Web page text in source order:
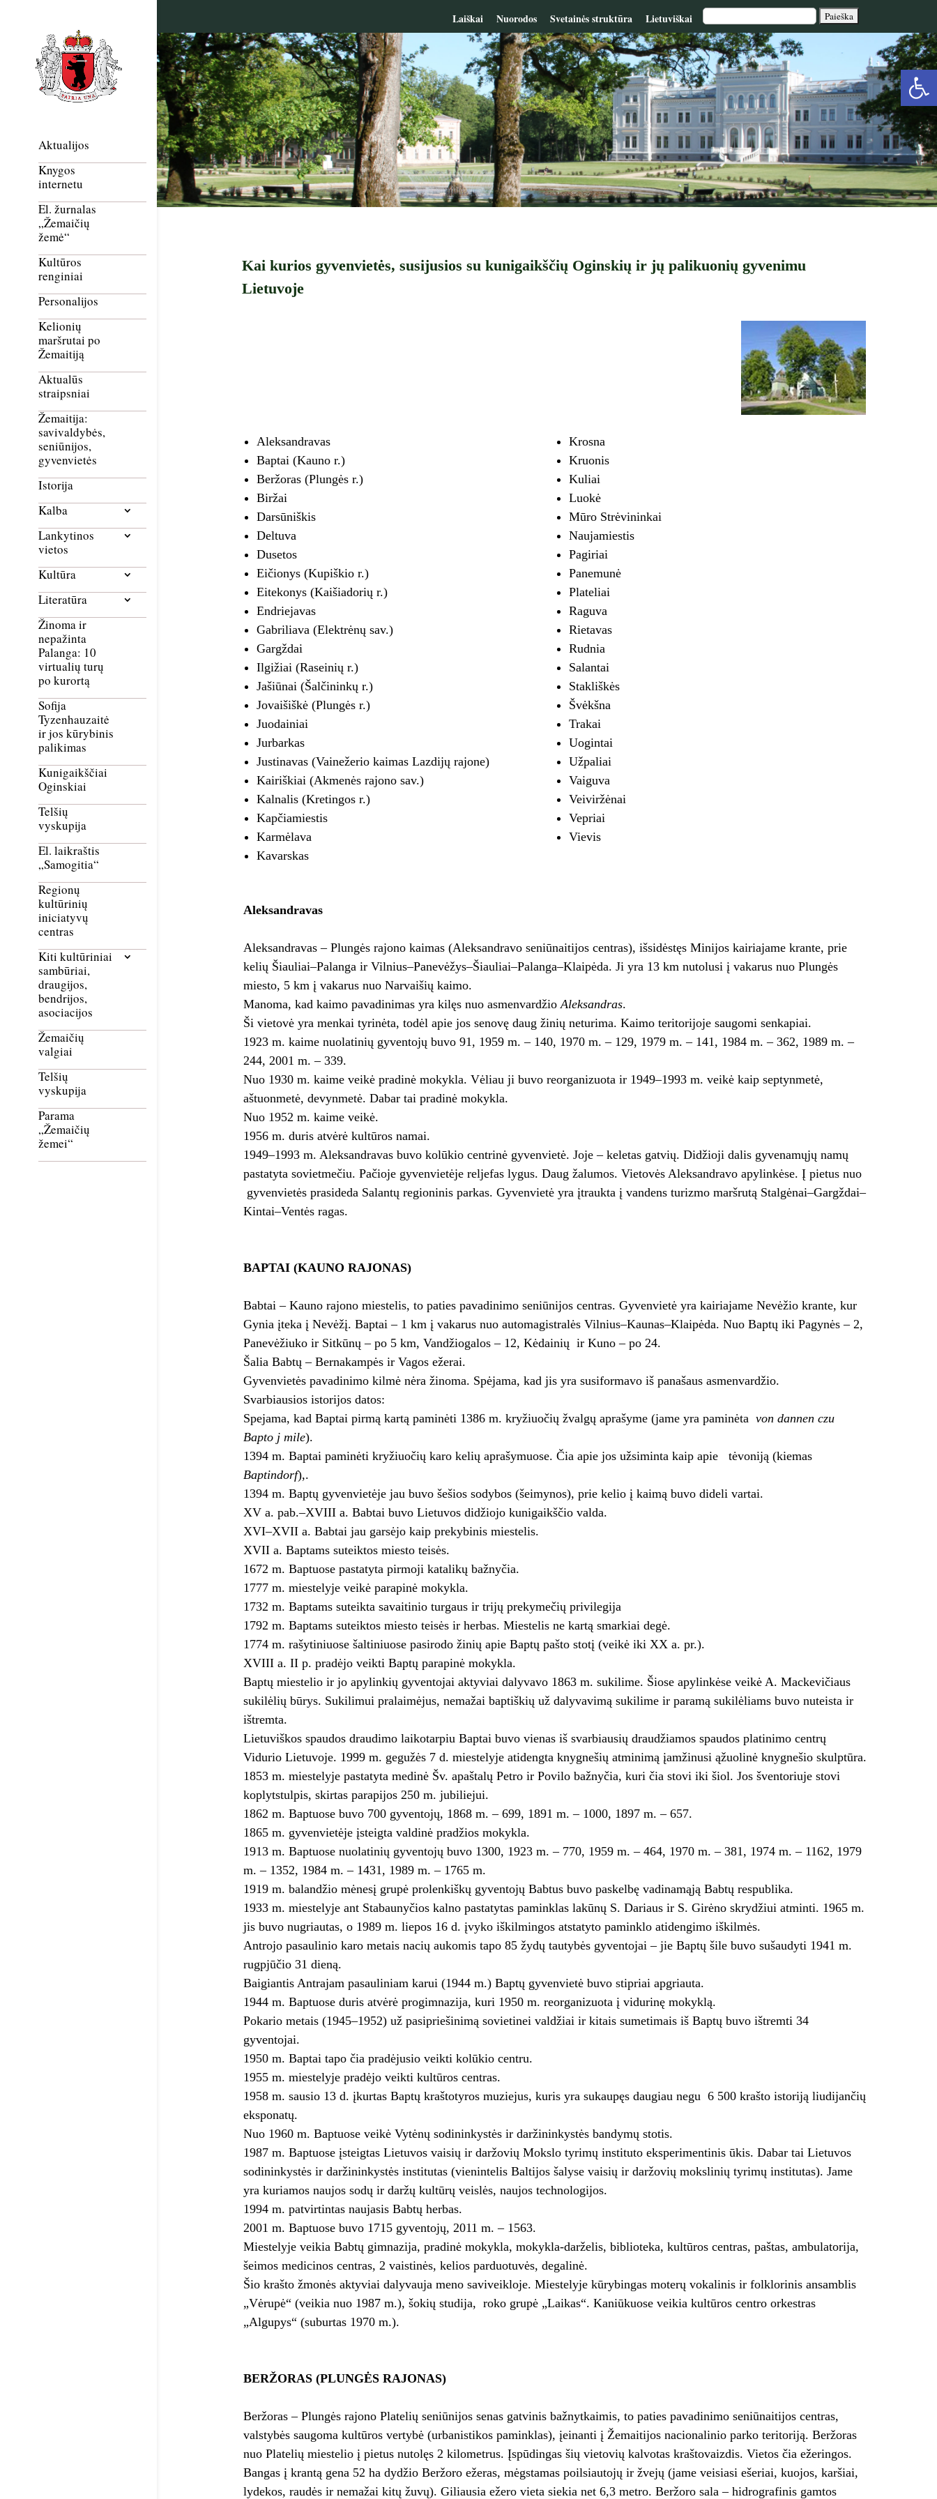
Laiškai Nuorodos Svetainės struktūra Lietuviškai
Aktualijos
Knygos
internetu
El. žurnalas
„Žemaičių
žemė“
Kultūros
renginiai
Personalijos
Kelionių
maršrutai po
Žemaitiją
Aktualūs
straipsniai
Žemaitija:
savivaldybės,
seniūnijos,
gyvenvietės
Istorija
Kalba
Lankytinos
vietos
Kultūra
Literatūra
Žinoma ir
nepažinta
Palanga: 10
virtualių turų
po kurortą
Sofija
Tyzenhauzaitė
ir jos kūrybinis
palikimas
Kunigaikščiai
Oginskiai
Telšių
vyskupija
El. laikraštis
„Samogitia“
Regionų
kultūrinių
iniciatyvų
centras
Kiti kultūriniai
sambūriai,
draugijos,
bendrijos,
asociacijos
Žemaičių
valgiai
Telšių
vyskupija
Parama
„Žemaičių
žemei“
Kai kurios gyvenvietės, susijusios su kunigaikščių Oginskių ir jų palikuonių gyvenimu
Lietuvoje
Aleksandravas
Baptai (Kauno r.)
Beržoras (Plungės r.)
Biržai
Darsūniškis
Deltuva
Dusetos
Eičionys (Kupiškio r.)
Eitekonys (Kaišiadorių r.)
Endriejavas
Gabriliava (Elektrėnų sav.)
Gargždai
Ilgižiai (Raseinių r.)
Jašiūnai (Šalčininkų r.)
Jovaišiškė (Plungės r.)
Juodainiai
Jurbarkas
Justinavas (Vainežerio kaimas Lazdijų rajone)
Kairiškiai (Akmenės rajono sav.)
Kalnalis (Kretingos r.)
Kapčiamiestis
Karmėlava
Kavarskas
Krosna
Kruonis
Kuliai
Luokė
Mūro Strėvininkai
Naujamiestis
Pagiriai
Panemunė
Plateliai
Raguva
Rietavas
Rudnia
Salantai
Stakliškės
Švėkšna
Trakai
Uogintai
Užpaliai
Vaiguva
Veiviržėnai
Vepriai
Vievis
Aleksandravas
Aleksandravas – Plungės rajono kaimas (Aleksandravo seniūnaitijos centras), išsidėstęs Minijos kairiajame krante, prie
kelių Šiauliai–Palanga ir Vilnius–Panevėžys–Šiauliai–Palanga–Klaipėda. Ji yra 13 km nutolusi į vakarus nuo Plungės
miesto, 5 km į vakarus nuo Narvaišių kaimo.
Manoma, kad kaimo pavadinimas yra kilęs nuo asmenvardžio Aleksandras.
Ši vietovė yra menkai tyrinėta, todėl apie jos senovę daug žinių neturima. Kaimo teritorijoje saugomi senkapiai.
1923 m. kaime nuolatinių gyventojų buvo 91, 1959 m. – 140, 1970 m. – 129, 1979 m. – 141, 1984 m. – 362, 1989 m. –
244, 2001 m. – 339.
Nuo 1930 m. kaime veikė pradinė mokykla. Vėliau ji buvo reorganizuota ir 1949–1993 m. veikė kaip septynmetė,
aštuonmetė, devynmetė. Dabar tai pradinė mokykla.
Nuo 1952 m. kaime veikė.
1956 m. duris atvėrė kultūros namai.
1949–1993 m. Aleksandravas buvo kolūkio centrinė gyvenvietė. Joje – keletas gatvių. Didžioji dalis gyvenamųjų namų
pastatyta sovietmečiu. Pačioje gyvenvietėje reljefas lygus. Daug žalumos. Vietovės Aleksandravo apylinkėse. Į pietus nuo
gyvenvietės prasideda Salantų regioninis parkas. Gyvenvietė yra įtraukta į vandens turizmo maršrutą Stalgėnai–Gargždai–
Kintai–Ventės ragas.
BAPTAI (KAUNO RAJONAS)
Babtai – Kauno rajono miestelis, to paties pavadinimo seniūnijos centras. Gyvenvietė yra kairiajame Nevėžio krante, kur
Gynia įteka į Nevėžį. Baptai – 1 km į vakarus nuo automagistralės Vilnius–Kaunas–Klaipėda. Nuo Baptų iki Pagynės – 2,
Panevėžiuko ir Sitkūnų – po 5 km, Vandžiogalos – 12, Kėdainių ir Kuno – po 24.
Šalia Babtų – Bernakampės ir Vagos ežerai.
Gyvenvietės pavadinimo kilmė nėra žinoma. Spėjama, kad jis yra susiformavo iš panašaus asmenvardžio.
Svarbiausios istorijos datos:
Spejama, kad Baptai pirmą kartą paminėti 1386 m. kryžiuočių žvalgų aprašyme (jame yra paminėta von dannen czu
Bapto j mile).
1394 m. Baptai paminėti kryžiuočių karo kelių aprašymuose. Čia apie jos užsiminta kaip apie tėvoniją (kiemas
Baptindorf),.
1394 m. Baptų gyvenvietėje jau buvo šešios sodybos (šeimynos), prie kelio į kaimą buvo dideli vartai.
XV a. pab.–XVIII a. Babtai buvo Lietuvos didžiojo kunigaikščio valda.
XVI–XVII a. Babtai jau garsėjo kaip prekybinis miestelis.
XVII a. Baptams suteiktos miesto teisės.
1672 m. Baptuose pastatyta pirmoji katalikų bažnyčia.
1777 m. miestelyje veikė parapinė mokykla.
1732 m. Baptams suteikta savaitinio turgaus ir trijų prekymečių privilegija
1792 m. Baptams suteiktos miesto teisės ir herbas. Miestelis ne kartą smarkiai degė.
1774 m. rašytiniuose šaltiniuose pasirodo žinių apie Baptų pašto stotį (veikė iki XX a. pr.).
XVIII a. II p. pradėjo veikti Baptų parapinė mokykla.
Baptų miestelio ir jo apylinkių gyventojai aktyviai dalyvavo 1863 m. sukilime. Šiose apylinkėse veikė A. Mackevičiaus
sukilėlių būrys. Sukilimui pralaimėjus, nemažai baptiškių už dalyvavimą sukilime ir paramą sukilėliams buvo nuteista ir
ištremta.
Lietuviškos spaudos draudimo laikotarpiu Baptai buvo vienas iš svarbiausių draudžiamos spaudos platinimo centrų
Vidurio Lietuvoje. 1999 m. gegužės 7 d. miestelyje atidengta knygnešių atminimą įamžinusi ąžuolinė knygnešio skulptūra.
1853 m. miestelyje pastatyta medinė Šv. apaštalų Petro ir Povilo bažnyčia, kuri čia stovi iki šiol. Jos šventoriuje stovi
koplytstulpis, skirtas parapijos 250 m. jubiliejui.
1862 m. Baptuose buvo 700 gyventojų, 1868 m. – 699, 1891 m. – 1000, 1897 m. – 657.
1865 m. gyvenvietėje įsteigta valdinė pradžios mokykla.
1913 m. Baptuose nuolatinių gyventojų buvo 1300, 1923 m. – 770, 1959 m. – 464, 1970 m. – 381, 1974 m. – 1162, 1979
m. – 1352, 1984 m. – 1431, 1989 m. – 1765 m.
1919 m. balandžio mėnesį grupė prolenkiškų gyventojų Babtus buvo paskelbę vadinamąją Babtų respublika.
1933 m. miestelyje ant Stabaunyčios kalno pastatytas paminklas lakūnų S. Dariaus ir S. Girėno skrydžiui atminti. 1965 m.
jis buvo nugriautas, o 1989 m. liepos 16 d. įvyko iškilmingos atstatyto paminklo atidengimo iškilmės.
Antrojo pasaulinio karo metais nacių aukomis tapo 85 žydų tautybės gyventojai – jie Baptų šile buvo sušaudyti 1941 m.
rugpjūčio 31 dieną.
Baigiantis Antrajam pasauliniam karui (1944 m.) Baptų gyvenvietė buvo stipriai apgriauta.
1944 m. Baptuose duris atvėrė progimnazija, kuri 1950 m. reorganizuota į vidurinę mokyklą.
Pokario metais (1945–1952) už pasipriešinimą sovietinei valdžiai ir kitais sumetimais iš Baptų buvo ištremti 34
gyventojai.
1950 m. Baptai tapo čia pradėjusio veikti kolūkio centru.
1955 m. miestelyje pradėjo veikti kultūros centras.
1958 m. sausio 13 d. įkurtas Baptų kraštotyros muziejus, kuris yra sukaupęs daugiau negu 6 500 krašto istoriją liudijančių
eksponatų.
Nuo 1960 m. Baptuose veikė Vytėnų sodininkystės ir daržininkystės bandymų stotis.
1987 m. Baptuose įsteigtas Lietuvos vaisių ir daržovių Mokslo tyrimų instituto eksperimentinis ūkis. Dabar tai Lietuvos
sodininkystės ir daržininkystės institutas (vienintelis Baltijos šalyse vaisių ir daržovių mokslinių tyrimų institutas). Jame
yra kuriamos naujos sodų ir daržų kultūrų veislės, naujos technologijos.
1994 m. patvirtintas naujasis Babtų herbas.
2001 m. Baptuose buvo 1715 gyventojų, 2011 m. – 1563.
Miestelyje veikia Babtų gimnazija, pradinė mokykla, mokykla-darželis, biblioteka, kultūros centras, paštas, ambulatorija,
šeimos medicinos centras, 2 vaistinės, kelios parduotuvės, degalinė.
Šio krašto žmonės aktyviai dalyvauja meno saviveikloje. Miestelyje kūrybingas moterų vokalinis ir folklorinis ansamblis
„Vėrupė“ (veikia nuo 1987 m.), šokių studija, roko grupė „Laikas“. Kaniūkuose veikia kultūros centro orkestras
„Algupys“ (suburtas 1970 m.).
BERŽORAS (PLUNGĖS RAJONAS)
Beržoras – Plungės rajono Platelių seniūnijos senas gatvinis bažnytkaimis, to paties pavadinimo seniūnaitijos centras,
valstybės saugoma kultūros vertybė (urbanistikos paminklas), įeinanti į Žemaitijos nacionalinio parko teritoriją. Beržoras
nuo Platelių miestelio į pietus nutolęs 2 kilometrus. Įspūdingas šių vietovių kalvotas kraštovaizdis. Vietos čia ežeringos.
Bangas į krantą gena 52 ha dydžio Beržoro ežeras, mėgstamas poilsiautojų ir žvejų (jame veisiasi ešeriai, kuojos, karšiai,
lydekos, raudės ir nemažai kitų žuvų). Giliausia ežero vieta siekia net 6,3 metro. Beržoro sala – hidrografinis gamtos